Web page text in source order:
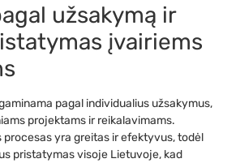
užsakymą ir
įvairiems
pagal individualius užsakymus,
projektams ir reikalavimams.
procesas yra greitas ir efektyvus, todėl
pristatymas visoje Lietuvoje, kad